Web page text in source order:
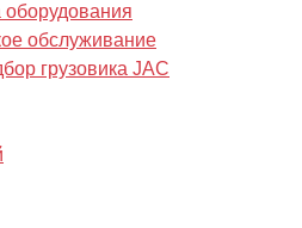
оборудования
обслуживание
грузовика JAC